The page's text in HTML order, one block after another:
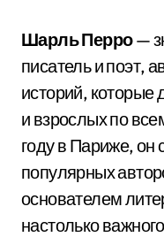
Шарль Перро—
писатель и поэт,
историй, которые
и взрослых по
году в Париже, он
популярных
основателем
настолько